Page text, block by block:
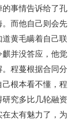
事情告诉给了孔
而他自己则会先
黄毛瞒着自己联
并没答应，他觉
程蔓根据合同分
根本看不懂，程
究多比几轮融资
太有魅力了，为